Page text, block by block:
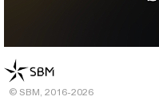
© SBM, 2016-2026